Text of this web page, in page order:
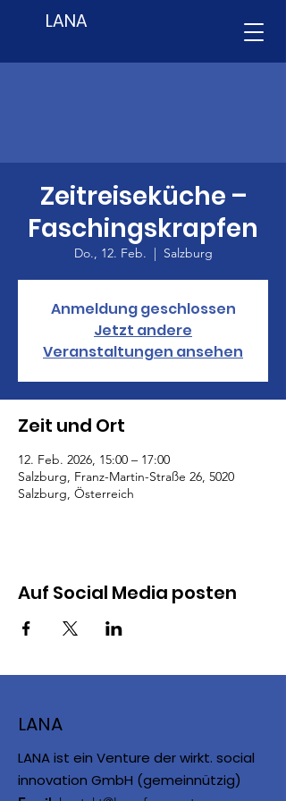
LANA
Zeitreiseküche –
Faschingskrapfen
Do., 12. Feb.
  |
Salzburg
Anmeldung geschlossen
Jetzt andere
Veranstaltungen ansehen
Zeit und Ort
12. Feb. 2026, 15:00 – 17:00
Salzburg, Franz-Martin-Straße 26, 5020
Salzburg, Österreich
Auf Social Media posten
LANA
LANA ist ein Venture der wirkt. social
innovation GmbH (gemeinnützig)